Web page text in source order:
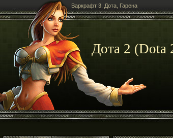
Варкрафт 3, Дота, Гарена
Дота 2 (Dota